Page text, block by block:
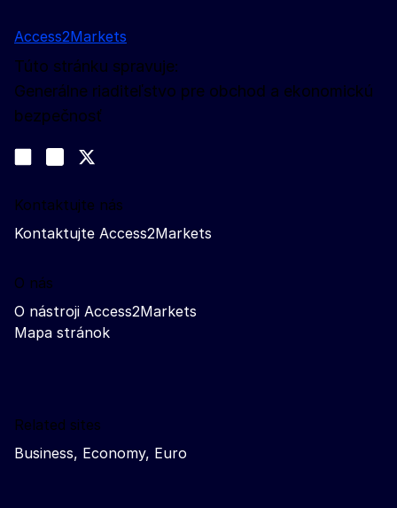
Access2Markets
Túto stránku spravuje:
Generálne riaditeľstvo pre obchod a ekonomickú
bezpečnosť
Join us on LinkedIn
Trade-Off podcast
Kontaktujte nás
Kontaktujte Access2Markets
O nás
O nástroji Access2Markets
Mapa stránok
Related sites
Business, Economy, Euro